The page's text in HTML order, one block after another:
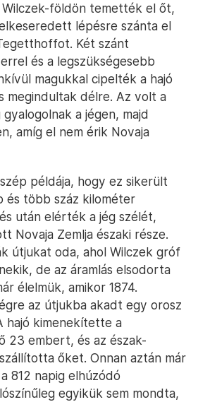
földön temették el őt,
lépésre szánta el
Két szánt
és a legszükségesebb
magukkal cipelték a hajó
megindultak délre. Az volt a
a jégen, majd
amíg el nem érik Novaja
példája, hogy ez sikerült
és több száz kilométer
után elérték a jég szélét,
Novaja Zemlja északi része.
útjukat oda, ahol Wilczek gróf
de az áramlás elsodorta
élelmük, amikor 1874.
az útjukba akadt egy orosz
hajó kimenekítette a
23 embert, és az észak-
őket. Onnan aztán már
812 napig elhúzódó
egyikük sem mondta,